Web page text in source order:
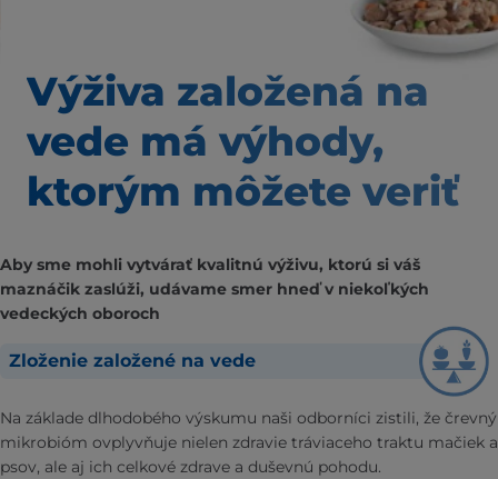
Výživa založená na
vede má výhody,
ktorým môžete veriť
Aby sme mohli vytvárať kvalitnú výživu, ktorú si váš
maznáčik zaslúži, udávame smer hneď v niekoľkých
vedeckých oboroch
Zloženie založené na vede
Na základe dlhodobého výskumu naši odborníci zistili, že črevný
mikrobióm ovplyvňuje nielen zdravie tráviaceho traktu mačiek a
psov, ale aj ich celkové zdrave a duševnú pohodu.